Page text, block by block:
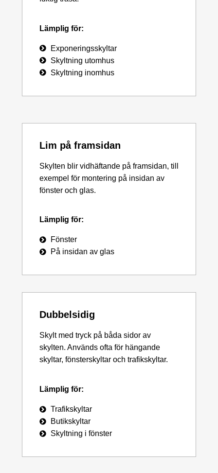
Lämplig för:
Exponeringsskyltar
Skyltning utomhus
Skyltning inomhus
Lim på framsidan
Skylten blir vidhäftande på framsidan, till
exempel för montering på insidan av
fönster och glas.
Lämplig för:
Fönster
På insidan av glas
Dubbelsidig
Skylt med tryck på båda sidor av
skylten. Används ofta för hängande
skyltar, fönsterskyltar och trafikskyltar.
Lämplig för:
Trafikskyltar
Butikskyltar
Skyltning i fönster